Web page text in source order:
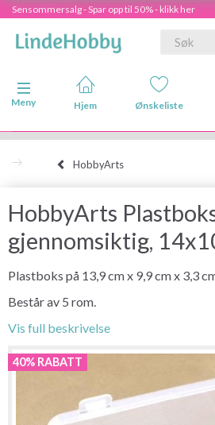
Sensommersalg - Spar opp til 50% - klikk her
Veksle navigasjon
Meny
Hjem Ønskeliste
HobbyArts
HobbyArts
gjennomsiktig,
Plastboks på 13,9 cm x 9,9 cm x 3,3
Består av 5 rom.
Vis full beskrivelse
40% RABATT